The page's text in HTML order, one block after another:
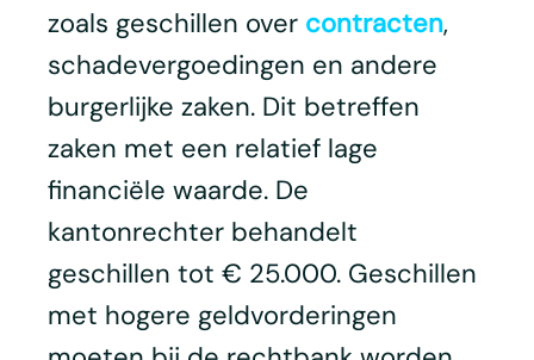
zoals geschillen over contracten,
schadevergoedingen en andere
burgerlijke zaken. Dit betreffen
zaken met een relatief lage
financiële waarde. De
kantonrechter behandelt
geschillen tot € 25.000. Geschillen
met hogere geldvorderingen